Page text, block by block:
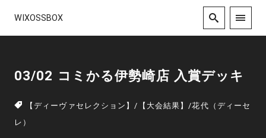
WIXOSSBOX
03/02 コミかる伊勢崎店 入賞デッキ
【ディーヴァセレクション】/ 【大会結果】/花代（ディーセ
レ）